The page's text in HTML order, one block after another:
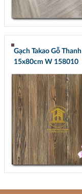
Gạch Takao Gỗ Thanh
15x80cm W 158010